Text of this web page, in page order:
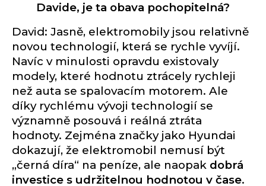
Davide, je ta obava pochopitelná?
David: Jasně, elektromobily jsou relativně
novou technologií, která se rychle vyvíjí.
Navíc v minulosti opravdu existovaly
modely, které hodnotu ztrácely rychleji
než auta se spalovacím motorem. Ale
díky rychlému vývoji technologií se
významně posouvá i reálná ztráta
hodnoty. Zejména značky jako Hyundai
dokazují, že elektromobil nemusí být
„černá díra“ na peníze, ale naopak dobrá
investice s udržitelnou hodnotou v čase.